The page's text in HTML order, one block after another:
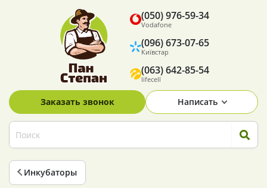
Vodafone
(050) 976-59-34
Київстар
(096) 673-07-65
lifecell
(063) 642-85-54
Заказать звонок Написать
Инкубаторы